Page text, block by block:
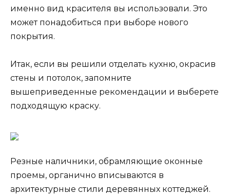
именно вид красителя вы использовали. Это
может понадобиться при выборе нового
покрытия.
Итак, если вы решили отделать кухню, окрасив
стены и потолок, запомните
вышеприведенные рекомендации и выберете
подходящую краску.
Резные наличники, обрамляющие оконные
проемы, органично вписываются в
архитектурные стили деревянных коттеджей.